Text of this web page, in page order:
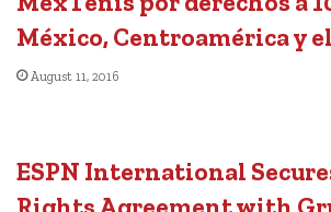
México, Centroamérica y
August 11, 2016
ESPN International